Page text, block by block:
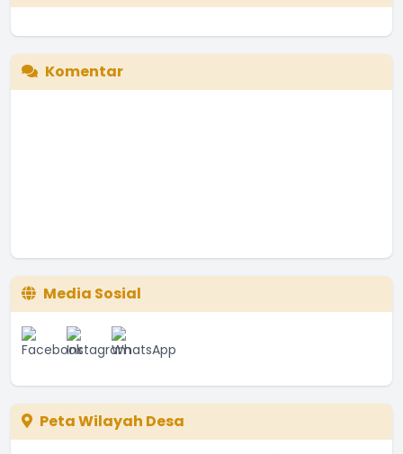
Komentar
Media Sosial
Peta Wilayah Desa